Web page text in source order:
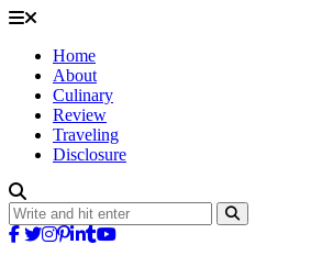
Home
About
Culinary
Review
Traveling
Disclosure